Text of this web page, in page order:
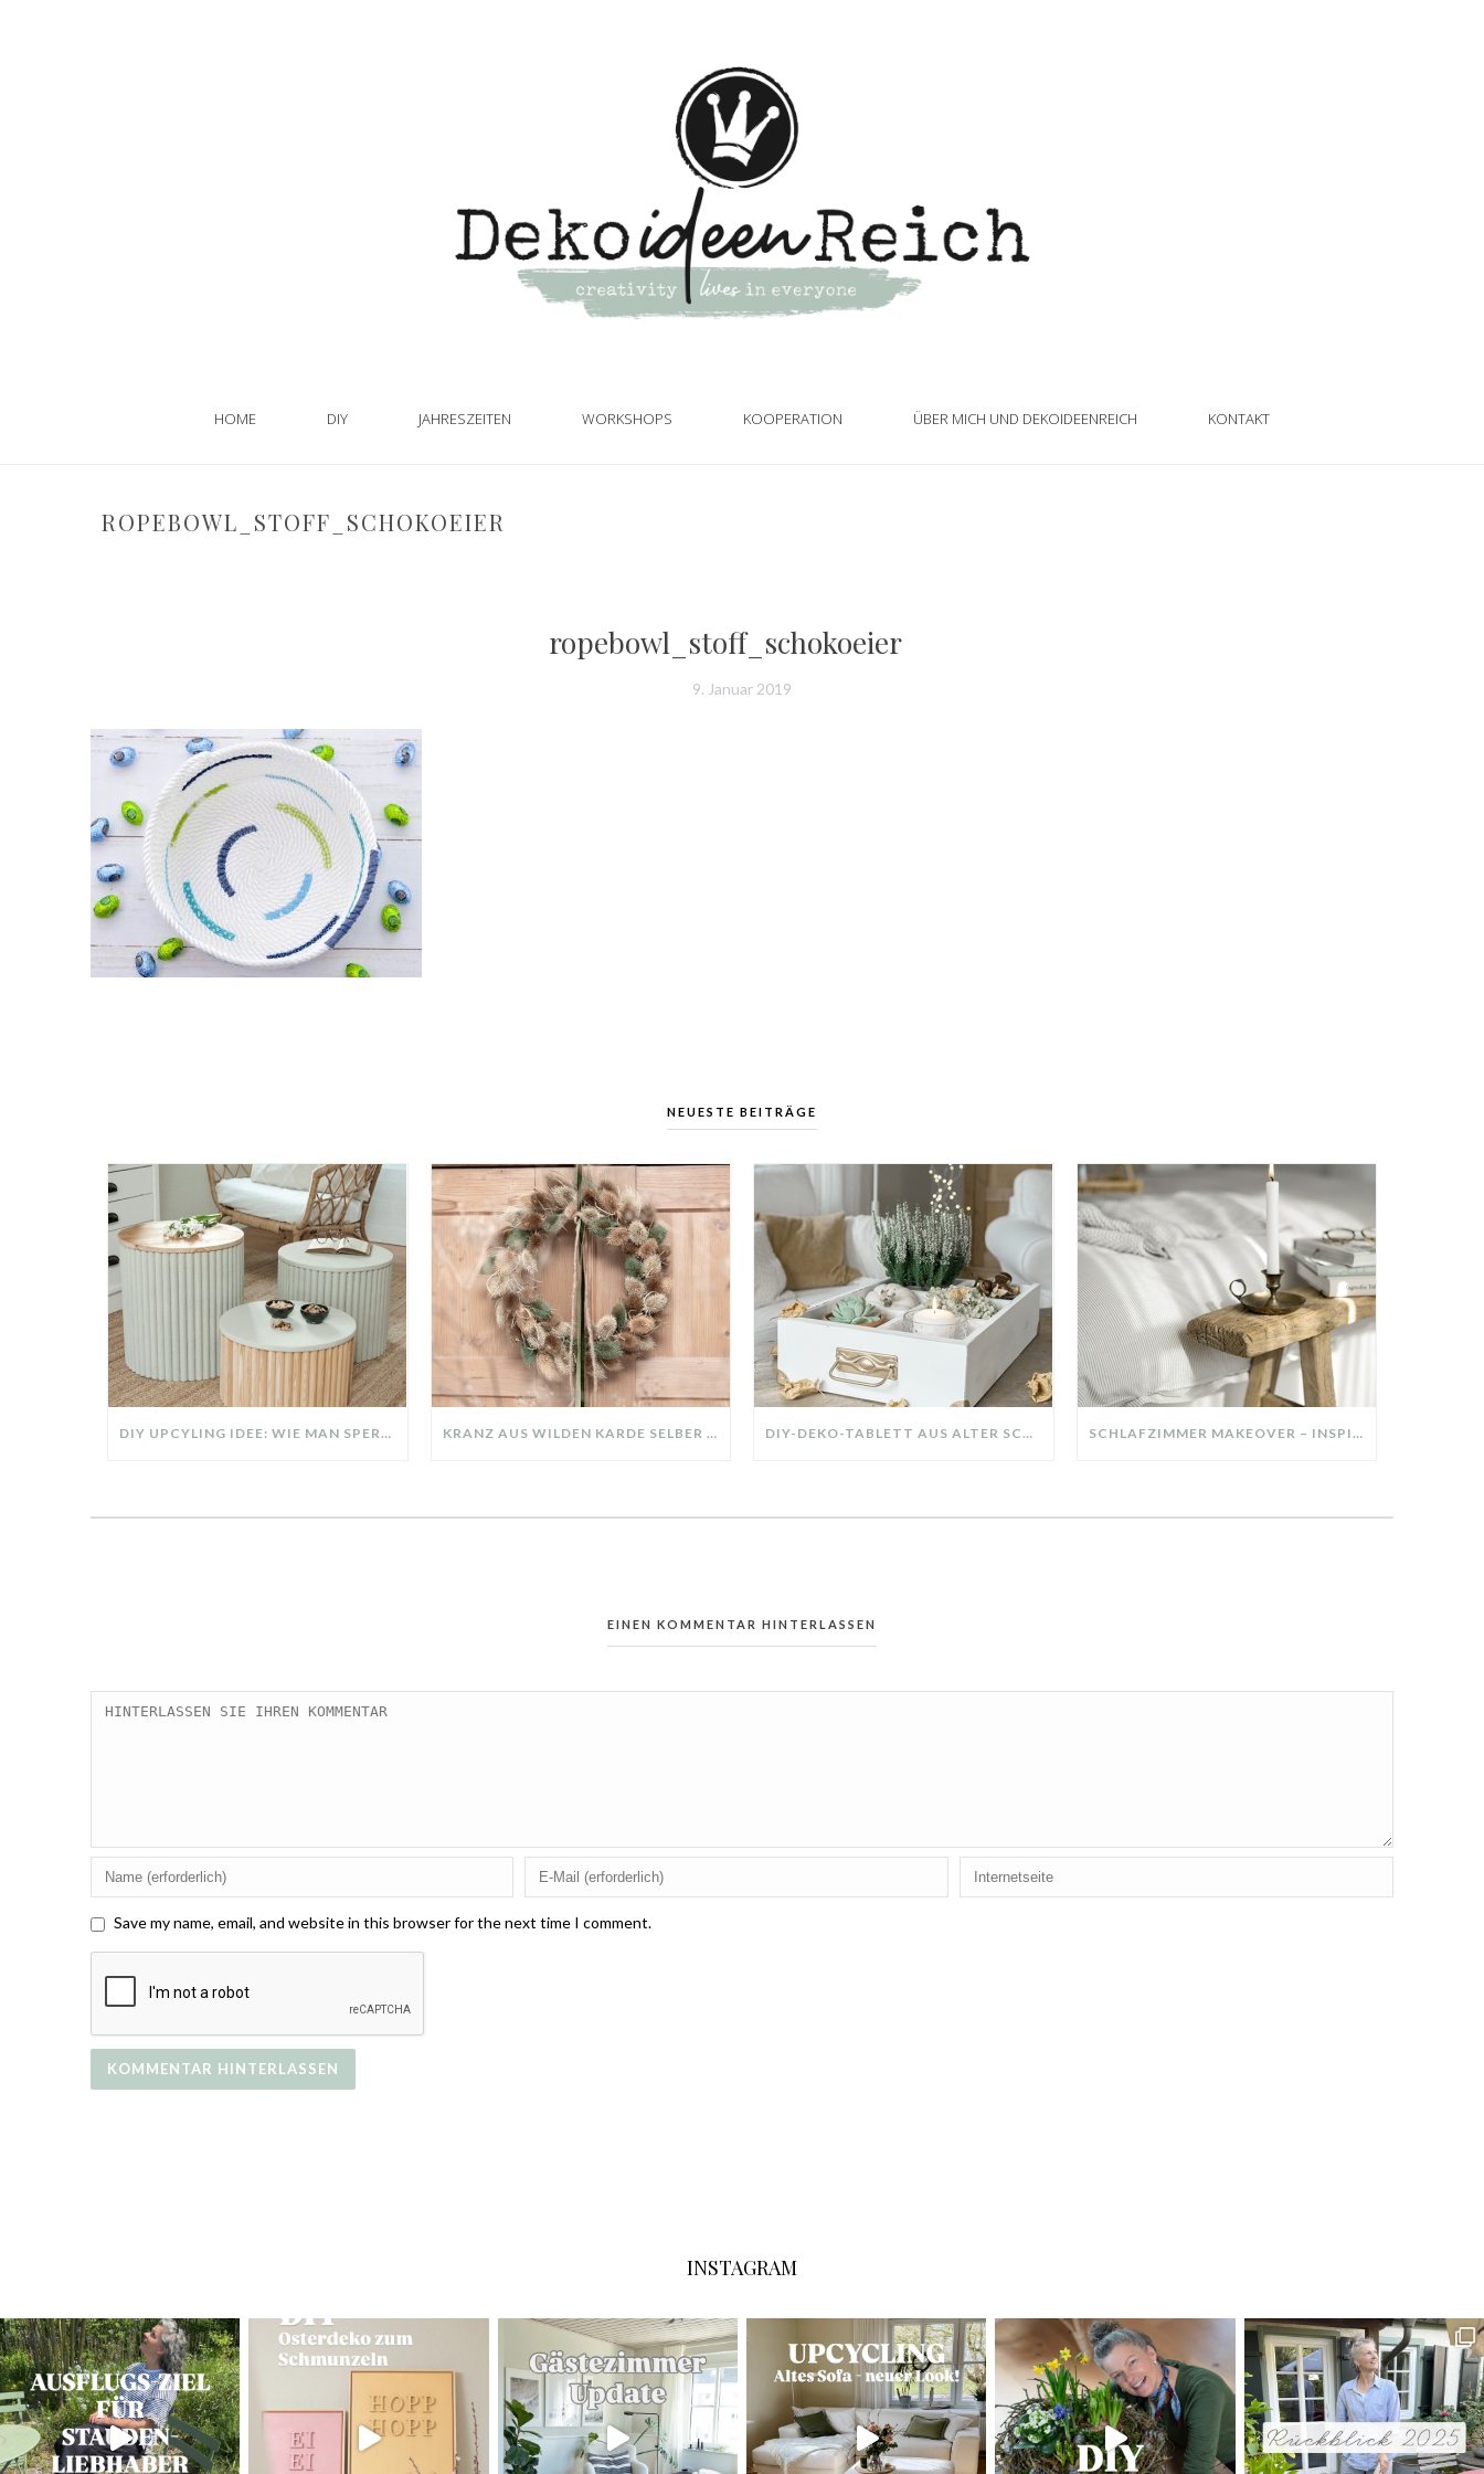
HOME DIY JAHRESZEITEN WORKSHOPS KOOPERATION ÜBER MICH UND DEKOIDEENREICH KONTAKT
ROPEBOWL_STOFF_SCHOKOEIER
ropebowl_stoff_schokoeier
9. Januar 2019
NEUESTE BEITRÄGE
DIY UPCYLING IDEE: WIE MAN SPERRMÜLL IN EIN DESIGNER TEIL VERWANDELT KRANZ AUS WILDEN KARDE SELBER MACHEN: HERBSTDEKO GANZ EINFACH DIY-DEKO-TABLETT AUS ALTER SCHUBLADE – NACHHALTIGE HERBSTDEKO SELBER MACHEN! SCHLAFZIMMER MAKEOVER – INSPIRATION FÜR DEIN SCHLAFZIMMER: AUS ALT MACH NEU – HELL, GEMÜTLICH UND EINLADEND
EINEN KOMMENTAR HINTERLASSEN
Save my name, email, and website in this browser for the next time I comment.
INSTAGRAM